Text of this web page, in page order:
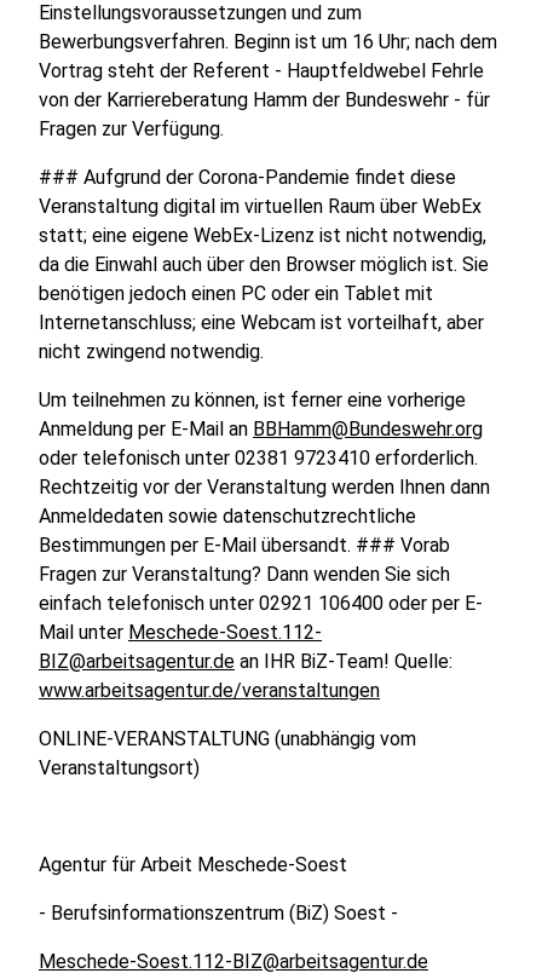
Einstellungsvoraussetzungen und zum
Bewerbungsverfahren. Beginn ist um 16 Uhr; nach dem
Vortrag steht der Referent - Hauptfeldwebel Fehrle
von der Karriereberatung Hamm der Bundeswehr - für
Fragen zur Verfügung.
### Aufgrund der Corona-Pandemie findet diese
Veranstaltung digital im virtuellen Raum über WebEx
statt; eine eigene WebEx-Lizenz ist nicht notwendig,
da die Einwahl auch über den Browser möglich ist. Sie
benötigen jedoch einen PC oder ein Tablet mit
Internetanschluss; eine Webcam ist vorteilhaft, aber
nicht zwingend notwendig.
Um teilnehmen zu können, ist ferner eine vorherige
Anmeldung per E-Mail an BBHamm@Bundeswehr.org
oder telefonisch unter 02381 9723410 erforderlich.
Rechtzeitig vor der Veranstaltung werden Ihnen dann
Anmeldedaten sowie datenschutzrechtliche
Bestimmungen per E-Mail übersandt. ### Vorab
Fragen zur Veranstaltung? Dann wenden Sie sich
einfach telefonisch unter 02921 106400 oder per E-
Mail unter Meschede-Soest.112-
BIZ@arbeitsagentur.de an IHR BiZ-Team! Quelle:
www.arbeitsagentur.de/veranstaltungen
ONLINE-VERANSTALTUNG (unabhängig vom
Veranstaltungsort)
Agentur für Arbeit Meschede-Soest
- Berufsinformationszentrum (BiZ) Soest -
Meschede-Soest.112-BIZ@arbeitsagentur.de